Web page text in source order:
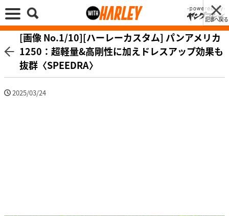
記事へ戻る
[画像 No.1/10][ハーレーカスタム] パンアメリカ
1250：超軽量&高剛性に加えドレスアップ効果も
抜群〈SPEEDRA〉
2025/03/24